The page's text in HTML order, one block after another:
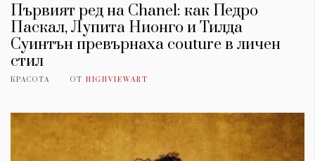
Първият ред на Chanel: как Педро
Паскал, Лупита Нионго и Тилда
Суинтън превърнаха couture в личен
стил
КРАСОТА ОТ HIGHVIEWART